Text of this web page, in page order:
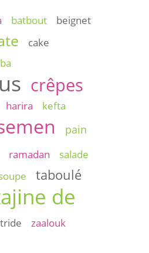
batbout
beignet
cake
crêpes
harira
kefta
pain
ramadan
salade
taboulé
de
tride
zaalouk